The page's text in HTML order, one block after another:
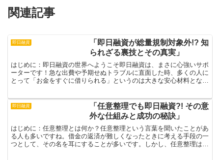
関連記事
即日融資
「即日融資が総量規制対象外!? 知
られざる裏技とその真実」
はじめに：即日融資の世界へようこそ即日融資は、まさに心強いサポ
ーターです！急な出費や予期せぬトラブルに直面した時、多くの人に
とって「お金をすぐに借りられる」というのは大きな安心材料となり
即日融資
「任意整理でも即日融資?! その意
外な仕組みと成功の秘訣」
はじめに：任意整理とは何か？任意整理という言葉を聞いたことがあ
る人も多いですね。借金の返済が難しくなったときに考える手段の一
つとして、その名を耳にすることが多いです。しかし、任意整理は借